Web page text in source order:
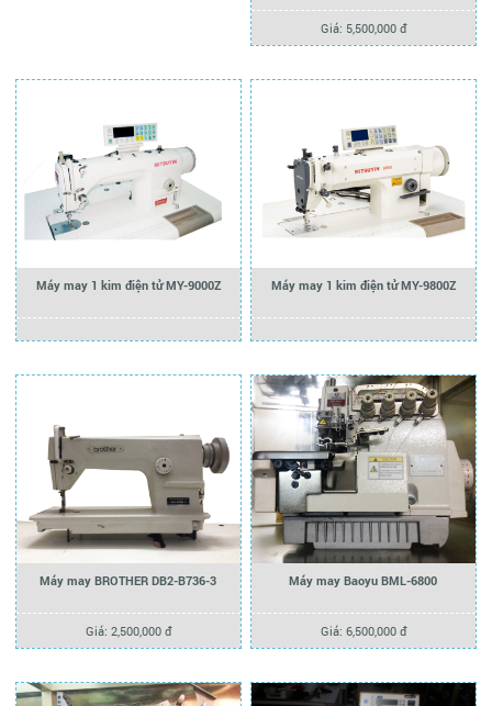
Giá: 5,500,000 đ
Máy may 1 kim điện tử MY-9000Z Máy may 1 kim điện tử MY-9800Z
Máy may BROTHER DB2-B736-3
Giá: 2,500,000 đ
Máy may Baoyu BML-6800
Giá: 6,500,000 đ